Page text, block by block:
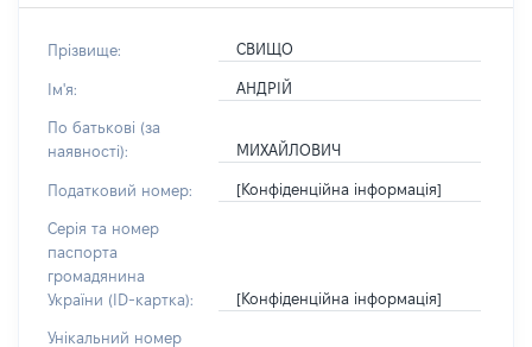
Прізвище: СВИЩО
Ім'я: АНДРІЙ
По батькові (за
наявності):
МИХАЙЛОВИЧ
Податковий номер: [Конфіденційна інформація]
Серія та номер
паспорта
громадянина
України (ID-картка):
[Конфіденційна інформація]
Унікальний номер